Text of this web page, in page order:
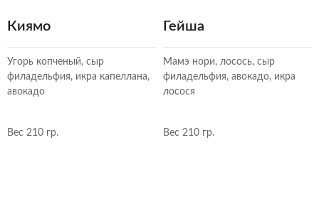
Киямо
Угорь копченый, сыр
филадельфия, икра капеллана,
авокадо
Вес 210 гр.
Гейша
Мамэ нори, лосось, сыр
филадельфия, авокадо, икра
лосося
Вес 210 гр.